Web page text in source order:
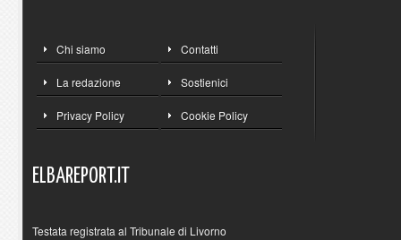
Chi siamo Contatti
La redazione Sostienici
Privacy Policy Cookie Policy
ELBAREPORT.IT
Testata registrata al Tribunale di Livorno